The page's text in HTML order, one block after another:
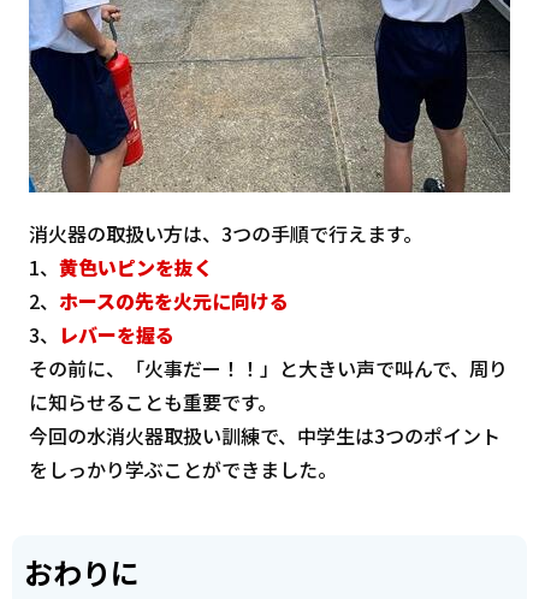
消火器の取扱い方は、3つの手順で行えます。
1、 黄色いピンを抜く
2、 ホースの先を火元に向ける
3、 レバーを握る
その前に、「火事だー！！」と大きい声で叫んで、周り
に知らせることも重要です。
今回の水消火器取扱い訓練で、中学生は3つのポイント
をしっかり学ぶことができました。
おわりに